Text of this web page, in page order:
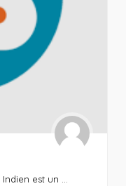
est un ...